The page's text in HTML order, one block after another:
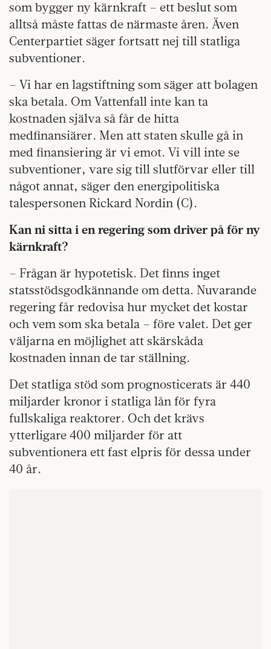
som bygger ny kärnkraft – ett beslut som
alltså måste fattas de närmaste åren. Även
Centerpartiet säger fortsatt nej till statliga
subventioner.
– Vi har en lagstiftning som säger att bolagen
ska betala. Om Vattenfall inte kan ta
kostnaden själva så får de hitta
medfinansiärer. Men att staten skulle gå in
med finansiering är vi emot. Vi vill inte se
subventioner, vare sig till slutförvar eller till
något annat, säger den energipolitiska
talespersonen Rickard Nordin (C).
Kan ni sitta i en regering som driver på för ny
kärnkraft?
– Frågan är hypotetisk. Det finns inget
statsstödsgodkännande om detta. Nuvarande
regering får redovisa hur mycket det kostar
och vem som ska betala – före valet. Det ger
väljarna en möjlighet att skärskåda
kostnaden innan de tar ställning.
Det statliga stöd som prognosticerats är 440
miljarder kronor i statliga lån för fyra
fullskaliga reaktorer. Och det krävs
ytterligare 400 miljarder för att
subventionera ett fast elpris för dessa under
40 år.